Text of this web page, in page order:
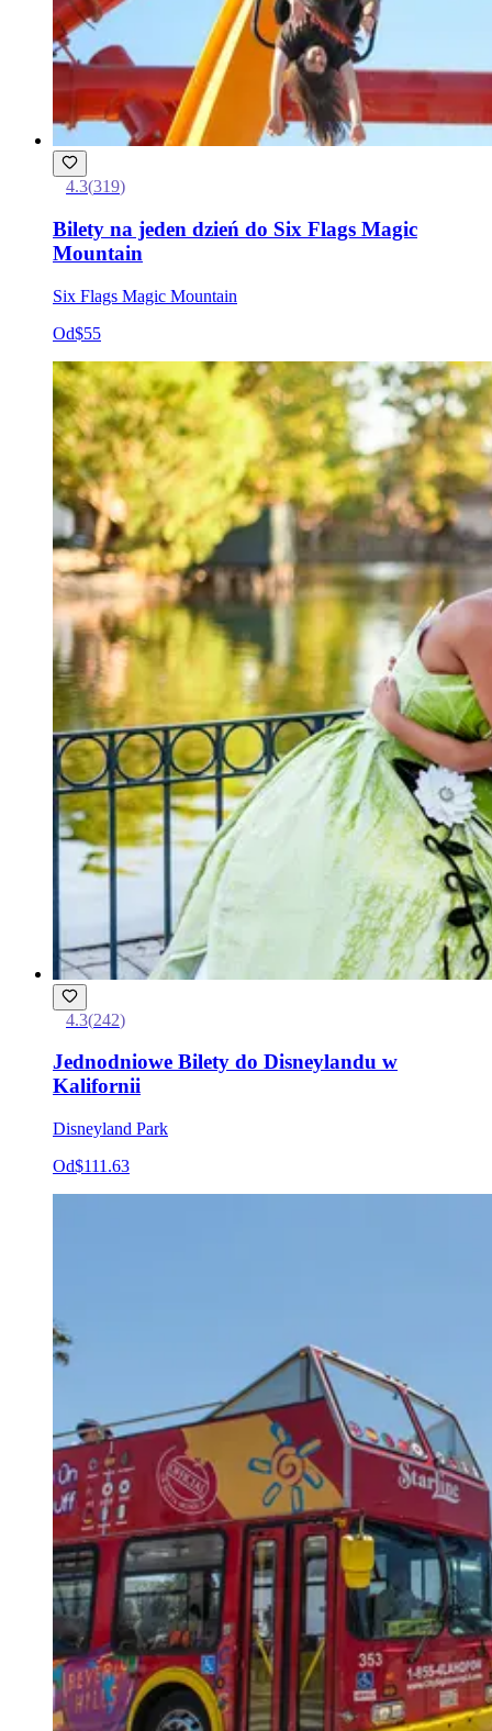
4.3(319)
Bilety na jeden dzień do Six Flags Magic
Mountain
Six Flags Magic Mountain
Od$55
4.3(242)
Jednodniowe Bilety do Disneylandu w
Kalifornii
Disneyland Park
Od$111.63